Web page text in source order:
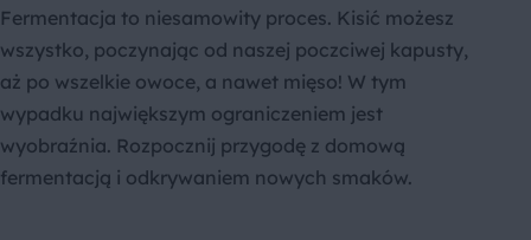
Fermentacja to niesamowity proces. Kisić możesz
wszystko, poczynając od naszej poczciwej kapusty,
aż po wszelkie owoce, a nawet mięso! W tym
wypadku największym ograniczeniem jest
wyobraźnia. Rozpocznij przygodę z domową
fermentacją i odkrywaniem nowych smaków.